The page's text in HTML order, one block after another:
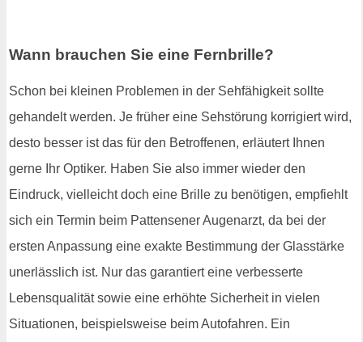
Wann brauchen Sie eine Fernbrille?
Schon bei kleinen Problemen in der Sehfähigkeit sollte
gehandelt werden. Je früher eine Sehstörung korrigiert wird,
desto besser ist das für den Betroffenen, erläutert Ihnen
gerne Ihr Optiker. Haben Sie also immer wieder den
Eindruck, vielleicht doch eine Brille zu benötigen, empfiehlt
sich ein Termin beim Pattensener Augenarzt, da bei der
ersten Anpassung eine exakte Bestimmung der Glasstärke
unerlässlich ist. Nur das garantiert eine verbesserte
Lebensqualität sowie eine erhöhte Sicherheit in vielen
Situationen, beispielsweise beim Autofahren. Ein